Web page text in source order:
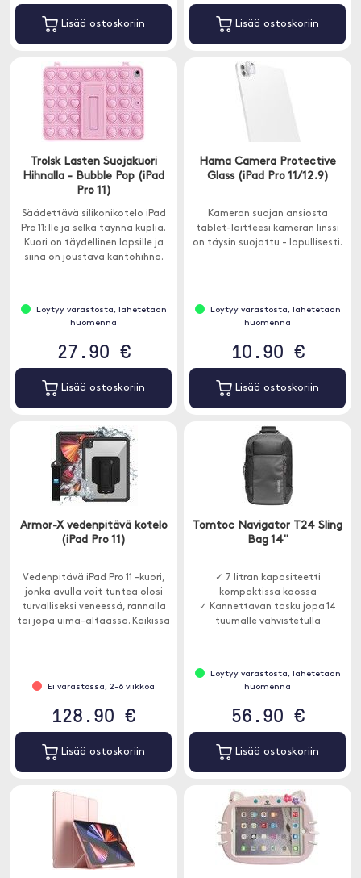
Lisää ostoskoriin Lisää ostoskoriin
Trolsk Lasten Suojakuori
Hihnalla - Bubble Pop (iPad
Pro 11)
Säädettävä silikonikotelo iPad
Pro 11: lle ja selkä täynnä kuplia.
Kuori on täydellinen lapsille ja
siinä on joustava kantohihna.
Löytyy varastosta, lähetetään
huomenna
27.90 €
Lisää ostoskoriin
Hama Camera Protective
Glass (iPad Pro 11/12.9)
Kameran suojan ansiosta
tablet-laitteesi kameran linssi
on täysin suojattu - lopullisesti.
Löytyy varastosta, lähetetään
huomenna
10.90 €
Lisää ostoskoriin
Armor-X vedenpitävä kotelo
(iPad Pro 11)
Vedenpitävä iPad Pro 11 -kuori,
jonka avulla voit tuntea olosi
turvalliseksi veneessä, rannalla
tai jopa uima-altaassa. Kaikissa
Ei varastossa, 2-6 viikkoa
128.90 €
Lisää ostoskoriin
Tomtoc Navigator T24 Sling
Bag 14"
✓ 7 litran kapasiteetti
kompaktissa koossa
✓ Kannettavan tasku jopa 14
tuumalle vahvistetulla
Löytyy varastosta, lähetetään
huomenna
56.90 €
Lisää ostoskoriin